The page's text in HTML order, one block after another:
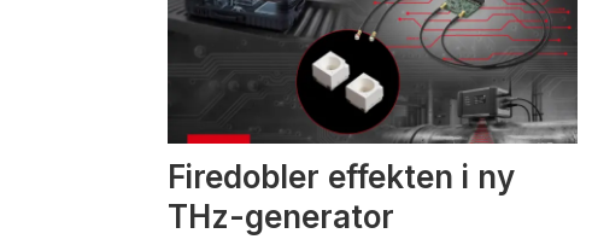
Firedobler effekten i ny
THz-generator